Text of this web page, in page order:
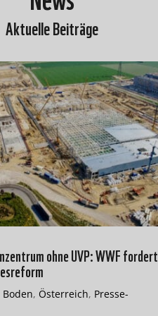
Aktuelle Beiträge
ohne UVP: WWF fordert
Boden, Österreich, Presse-